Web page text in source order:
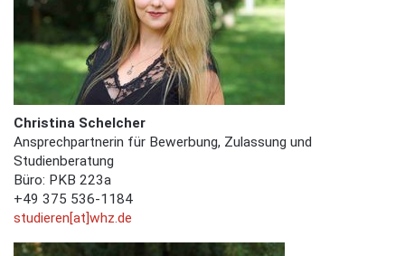
Christina Schelcher
Ansprechpartnerin für Bewerbung, Zulassung und
Studienberatung
Büro: PKB 223a
+49 375 536-1184
studieren[at]whz.de